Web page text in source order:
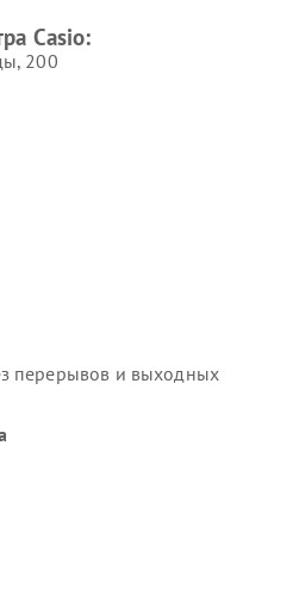
Casio:
200
перерывов и выходных